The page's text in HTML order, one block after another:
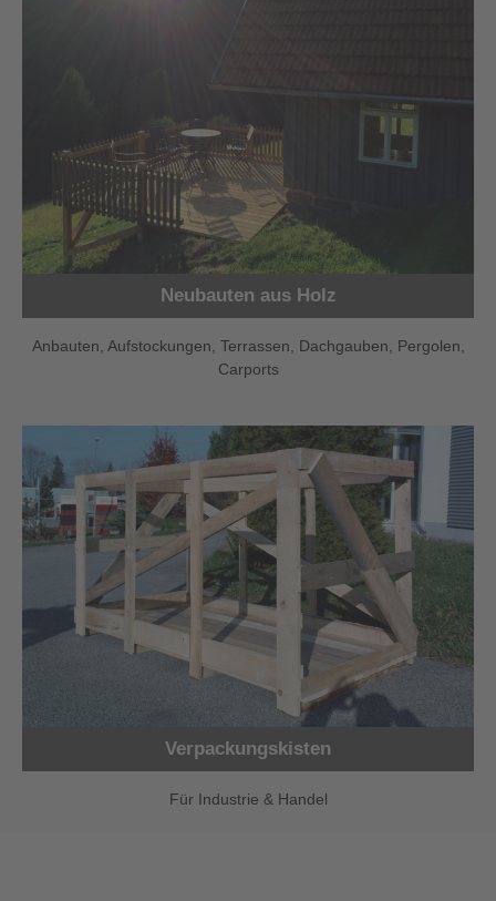
Neubauten aus Holz
Anbauten, Aufstockungen, Terrassen, Dachgauben, Pergolen,
Carports
Verpackungskisten
Für Industrie & Handel